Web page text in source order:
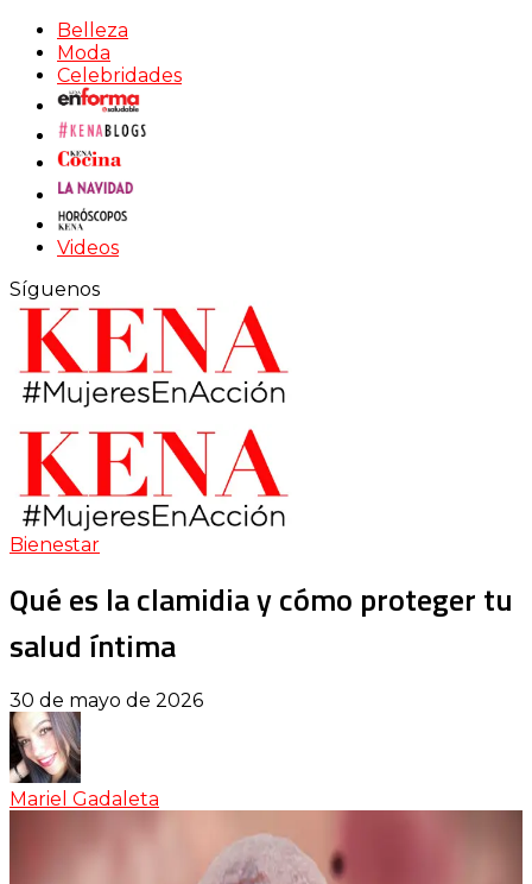
Belleza
Moda
Celebridades
Videos
Síguenos
Bienestar
Qué es la clamidia y cómo proteger tu
salud íntima
30 de mayo de 2026
Mariel Gadaleta